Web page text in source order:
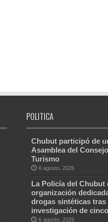
POLITICA
Chubut participó de
Asamblea del
Turismo
6 agosto, 2026
La Policía del Chubut
organización
drogas sintéticas tras
investigación de
6 agosto, 2026